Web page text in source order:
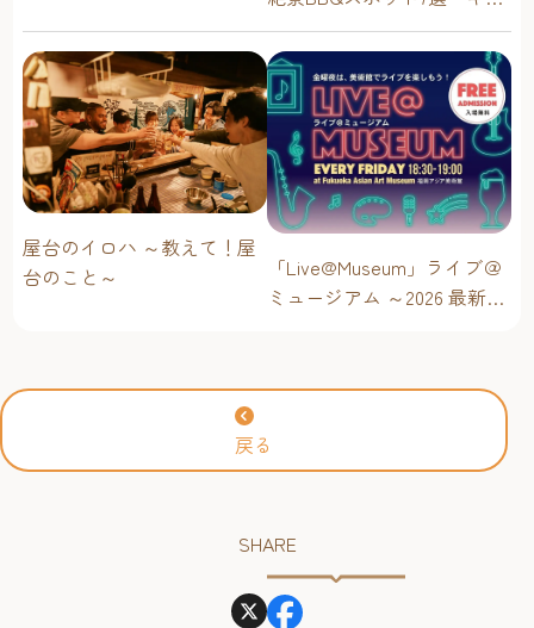
ンプ場・海辺・公園で手軽
に楽しむ
屋台のイロハ ～教えて！屋
台のこと～
「Live@Museum」ライブ＠
ミュージアム ～2026 最新イ
戻る
SHARE